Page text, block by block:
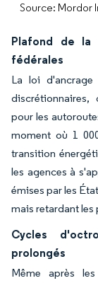
Source: Mordor
Plafond de la
fédérales
La loi
pour les
moment où 1
transition
les agences à
émises par les
mais retardant les
Cycles
prolongés
Même après